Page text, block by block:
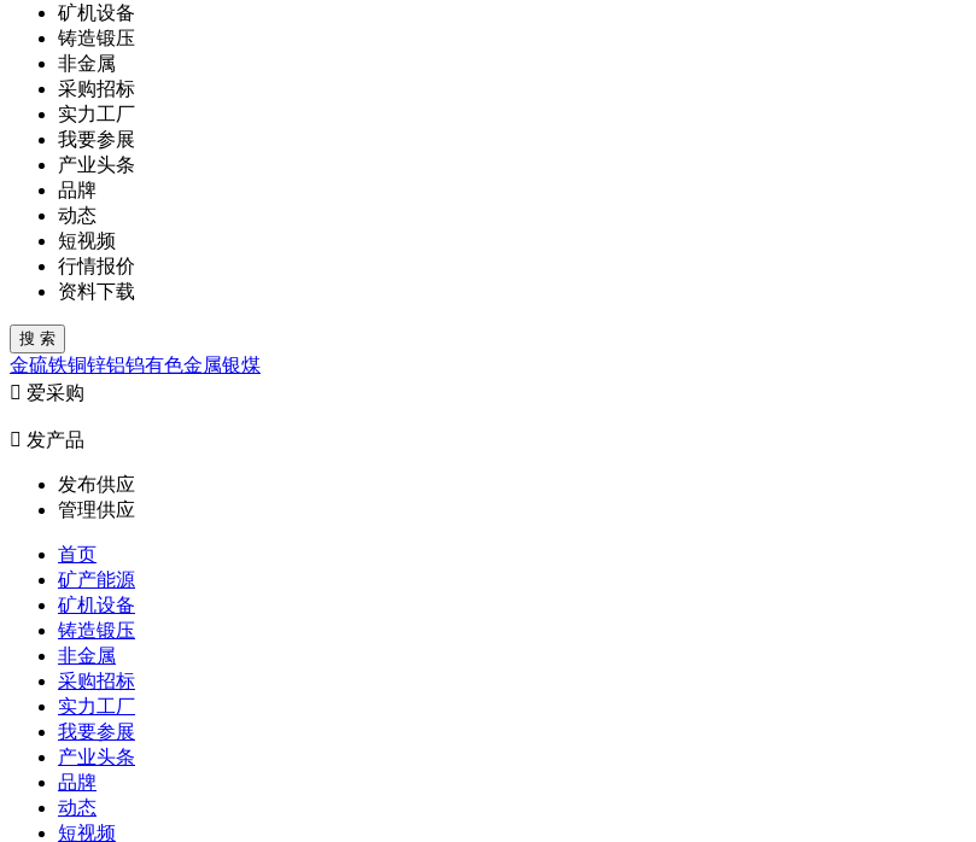
矿机设备
铸造锻压
非金属
采购招标
实力工厂
我要参展
产业头条
品牌
动态
短视频
行情报价
资料下载
金硫铁铜锌铝钨有色金属银煤
 爱采购
 发产品
发布供应
管理供应
首页
矿产能源
矿机设备
铸造锻压
非金属
采购招标
实力工厂
我要参展
产业头条
品牌
动态
短视频